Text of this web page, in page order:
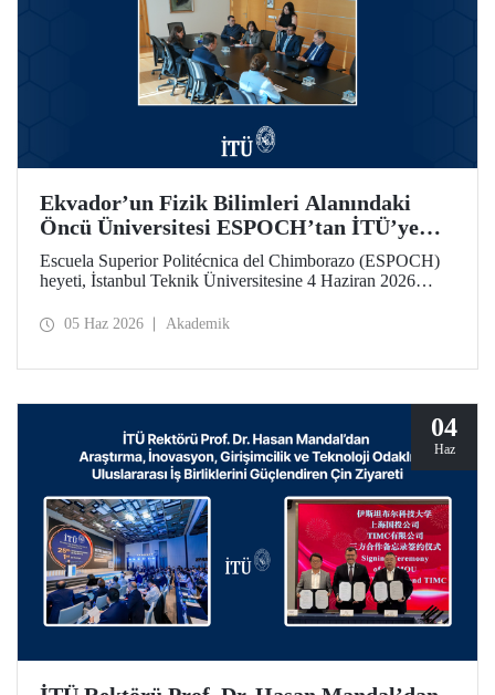
Ekvador’un Fizik Bilimleri Alanındaki
Öncü Üniversitesi ESPOCH’tan İTÜ’ye
Ziyaret
Escuela Superior Politécnica del Chimborazo (ESPOCH)
heyeti, İstanbul Teknik Üniversitesine 4 Haziran 2026
05 Haz 2026 Akademik
04
Haz